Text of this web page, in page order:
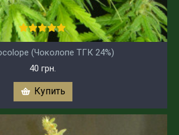
(Чоколопе ТГК 24%)
40 грн.
Купить